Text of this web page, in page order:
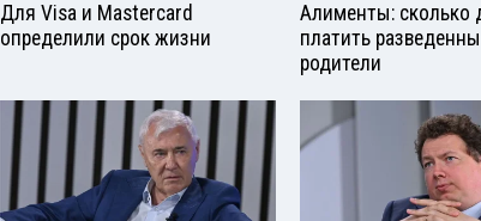
Для Visа и Mastercard
определили срок жизни
Алименты: сколько
платить
родители